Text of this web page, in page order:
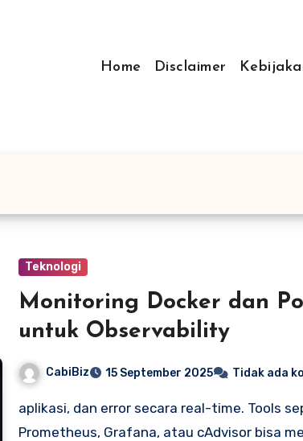
Home
Disclaimer
Teknologi
Monitoring Docker dan
untuk Observability
CabiBiz 15 September 2025 Tidak ada
aplikasi, dan error secara real-time. Tools
Prometheus, Grafana, atau cAdvisor bisa